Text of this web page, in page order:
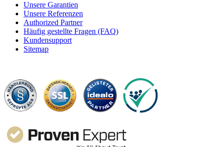
Unsere Garantien
Unsere Referenzen
Authorized Partner
Häufig gestellte Fragen (FAQ)
Kundensupport
Sitemap